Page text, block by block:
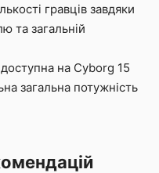
гравців завдяки
та загальній
на Cyborg 15
загальна потужність